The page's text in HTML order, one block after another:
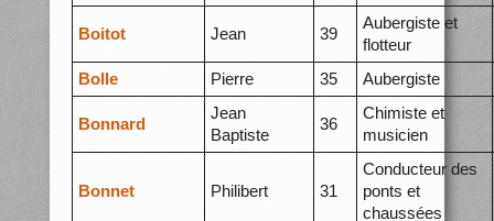
Boitot Jean 39
Aubergiste et
flotteur
Bolle
Pierre 35 Aubergiste
Bonnard
Jean
Baptiste
36
Chimiste et
musicien
Bonnet Philibert 31
Conducteur des
ponts et
chaussées